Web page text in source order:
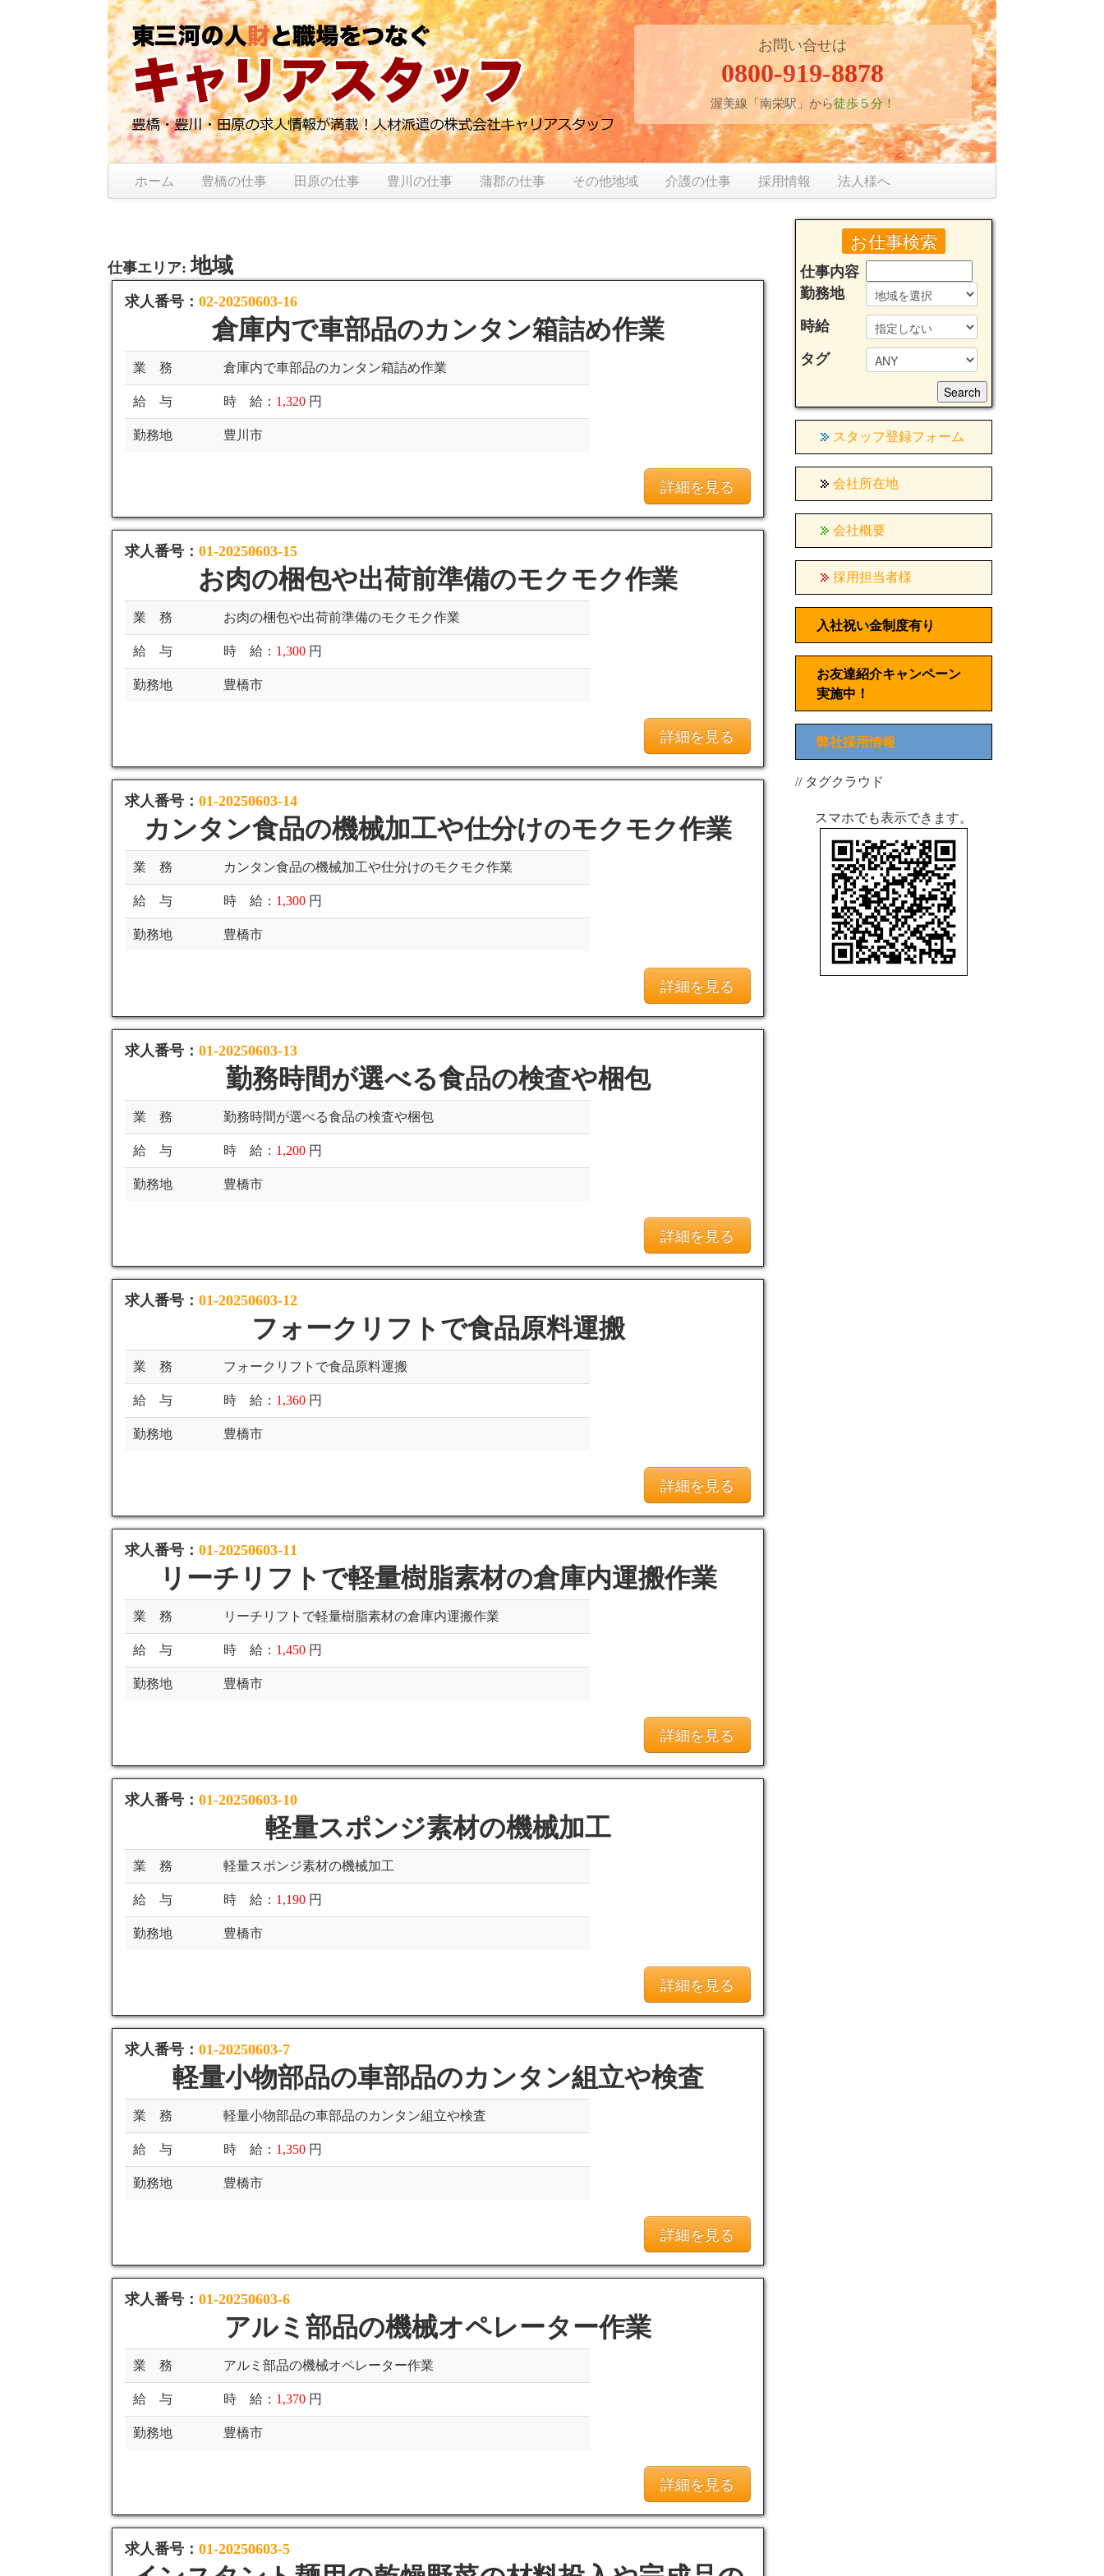
お問い合せは
0800-919-8878
渥美線「南栄駅」から徒歩５分！
ホーム 豊橋の仕事 田原の仕事 豊川の仕事 蒲郡の仕事 その他地域 介護の仕事 採用情報 法人様へ
仕事エリア:地域
求人番号：02-20250603-16
倉庫内で車部品のカンタン箱詰め作業
業 務 倉庫内で車部品のカンタン箱詰め作業
給 与 時 給： 1,320 円
勤務地 豊川市
詳細を見る
求人番号：01-20250603-15
お肉の梱包や出荷前準備のモクモク作業
業 務 お肉の梱包や出荷前準備のモクモク作業
給 与 時 給： 1,300 円
勤務地 豊橋市
詳細を見る
求人番号：01-20250603-14
カンタン食品の機械加工や仕分けのモクモク作業
業 務 カンタン食品の機械加工や仕分けのモクモク作業
給 与 時 給： 1,300 円
勤務地 豊橋市
詳細を見る
求人番号：01-20250603-13
勤務時間が選べる食品の検査や梱包
業 務 勤務時間が選べる食品の検査や梱包
給 与 時 給： 1,200 円
勤務地 豊橋市
詳細を見る
求人番号：01-20250603-12
フォークリフトで食品原料運搬
業 務 フォークリフトで食品原料運搬
給 与 時 給： 1,360 円
勤務地 豊橋市
詳細を見る
求人番号：01-20250603-11
リーチリフトで軽量樹脂素材の倉庫内運搬作業
業 務 リーチリフトで軽量樹脂素材の倉庫内運搬作業
給 与 時 給： 1,450 円
勤務地 豊橋市
詳細を見る
求人番号：01-20250603-10
軽量スポンジ素材の機械加工
業 務 軽量スポンジ素材の機械加工
給 与 時 給： 1,190 円
勤務地 豊橋市
詳細を見る
求人番号：01-20250603-7
軽量小物部品の車部品のカンタン組立や検査
業 務 軽量小物部品の車部品のカンタン組立や検査
給 与 時 給： 1,350 円
勤務地 豊橋市
詳細を見る
求人番号：01-20250603-6
アルミ部品の機械オペレーター作業
業 務 アルミ部品の機械オペレーター作業
給 与 時 給： 1,370 円
勤務地 豊橋市
詳細を見る
求人番号：01-20250603-5
お仕事検索
仕事内容
勤務地
時給
タグ
スタッフ登録フォーム
会社所在地
会社概要
採用担当者様
入社祝い金制度有り
お友達紹介キャンペーン
実施中！
弊社採用情報
// タグクラウド
スマホでも表示できます。